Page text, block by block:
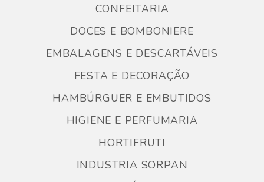
CONFEITARIA
DOCES E BOMBONIERE
EMBALAGENS E DESCARTÁVEIS
FESTA E DECORAÇÃO
HAMBÚRGUER E EMBUTIDOS
HIGIENE E PERFUMARIA
HORTIFRUTI
INDUSTRIA SORPAN